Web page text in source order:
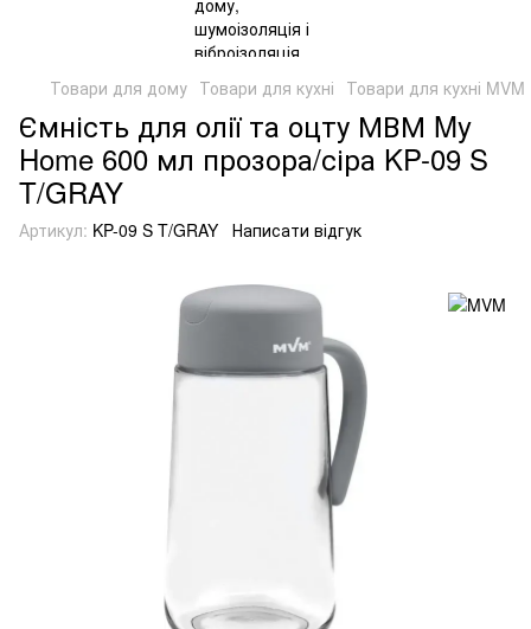
Товари для дому Товари для кухні Товари для кухні MVM
Ємність для олії та оцту МВМ My
Home 600 мл прозора/сіра KP-09 S
T/GRAY
Артикул: KP-09 S T/GRAY Написати відгук